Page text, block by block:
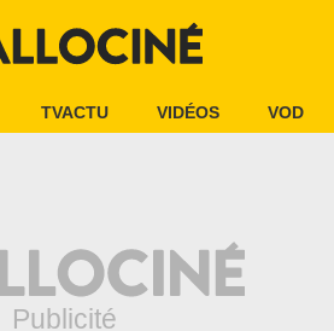
TVACTU VIDÉOS VOD